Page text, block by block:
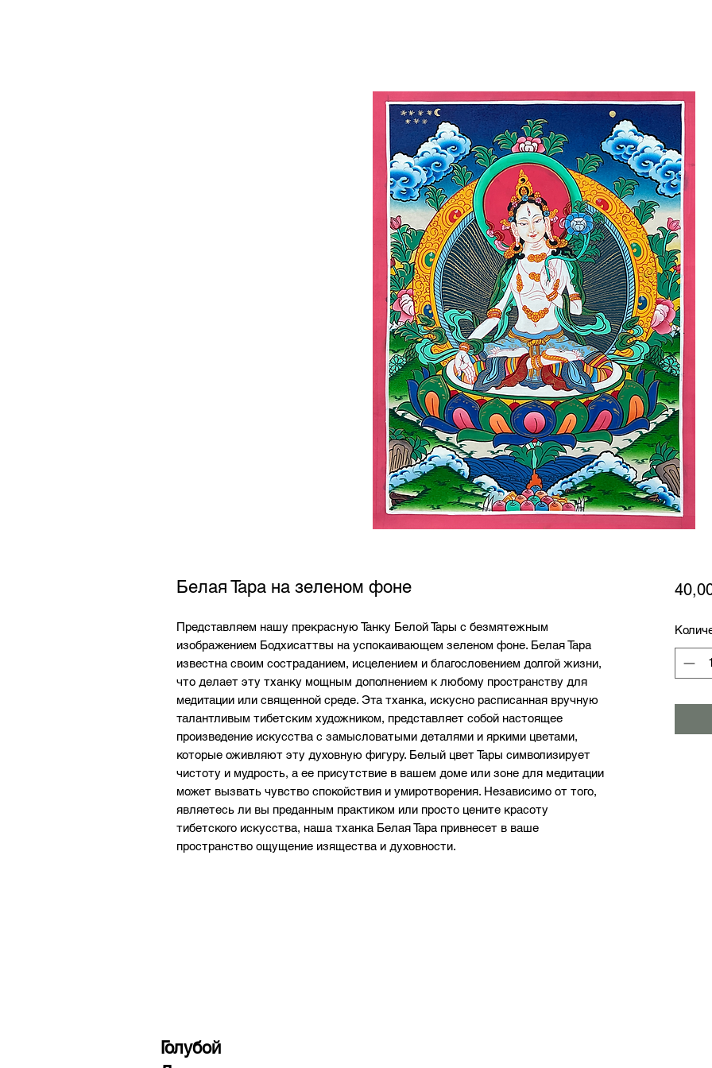
Белая Тара на зеленом фоне
Представляем нашу прекрасную Танку Белой Тары с безмятежным
изображением Бодхисаттвы на успокаивающем зеленом фоне. Белая Тара
известна своим состраданием, исцелением и благословением долгой жизни,
что делает эту тханку мощным дополнением к любому пространству для
медитации или священной среде. Эта тханка, искусно расписанная вручную
талантливым тибетским художником, представляет собой настоящее
произведение искусства с замысловатыми деталями и яркими цветами,
которые оживляют эту духовную фигуру. Белый цвет Тары символизирует
чистоту и мудрость, а ее присутствие в вашем доме или зоне для медитации
может вызвать чувство спокойствия и умиротворения. Независимо от того,
являетесь ли вы преданным практиком или просто цените красоту
тибетского искусства, наша тханка Белая Тара привнесет в ваше
пространство ощущение изящества и духовности.
Голубой